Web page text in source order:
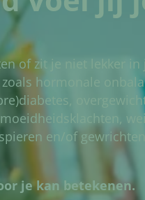
of zit je niet lekker in
hormonale
en/of
je kan betekenen.